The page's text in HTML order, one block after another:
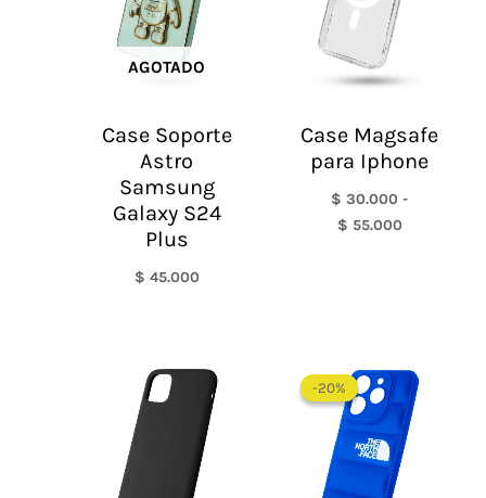
AGOTADO
Case Soporte
Astro
Samsung
Galaxy S24
Plus
$ 45.000
Case Magsafe
para Iphone
$ 30.000 -
$ 55.000
-20%
-20%
precio
original
era:
$ 60.000.